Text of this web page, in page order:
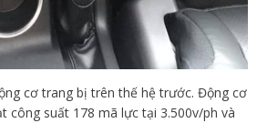
cơ trang bị trên thế hệ trước. Động cơ
công suất 178 mã lực tại 3.500v/ph và